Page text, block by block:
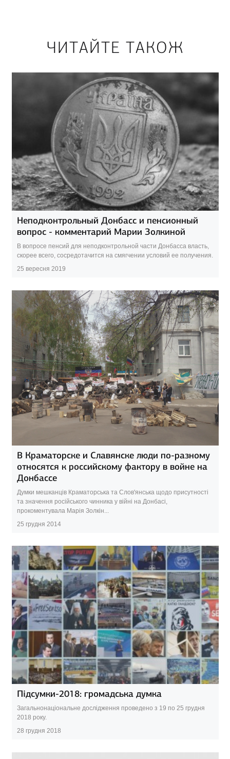
ЧИТАЙТЕ ТАКОЖ
Неподконтрольный Донбасс и пенсионный
вопрос - комментарий Марии Золкиной
В вопросе пенсий для неподконтрольной части Донбасса власть,
скорее всего, сосредотачится на смягчении условий ее получения.
25 вересня 2019
В Краматорске и Славянске люди по-разному
относятся к российскому фактору в войне на
Донбассе
Думки мешканців Краматорська та Слов'янська щодо присутності
та значення російського чинника у війні на Донбасі,
прокоментувала Марія Золкін...
25 грудня 2014
Підсумки-2018: громадська думка
Загальнонаціональне дослідження проведено з 19 по 25 грудня
2018 року.
28 грудня 2018